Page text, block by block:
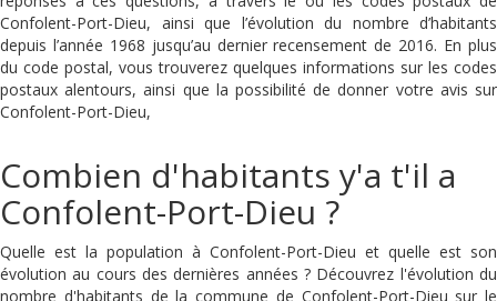
Confolent-Port-Dieu, ainsi que l’évolution du nombre d’habitants
depuis l’année 1968 jusqu’au dernier recensement de 2016. En plus
du code postal, vous trouverez quelques informations sur les codes
postaux alentours, ainsi que la possibilité de donner votre avis sur
Confolent-Port-Dieu,
Combien d'habitants y'a t'il a
Confolent-Port-Dieu ?
Quelle est la population à Confolent-Port-Dieu et quelle est son
évolution au cours des dernières années ? Découvrez l'évolution du
nombre d'habitants de la commune de Confolent-Port-Dieu sur le